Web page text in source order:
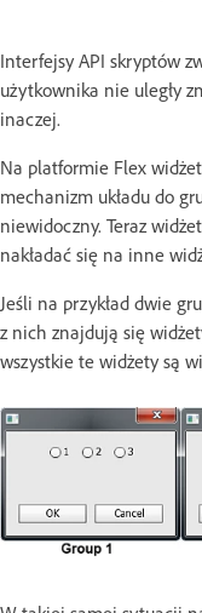
Interfejsy API skryptów
użytkownika nie uległy
inaczej.
Na platformie Flex
mechanizm układu do
niewidoczny. Teraz
nakładać się na inne
Jeśli na przykład dwie
z nich znajdują się
wszystkie te widżety są